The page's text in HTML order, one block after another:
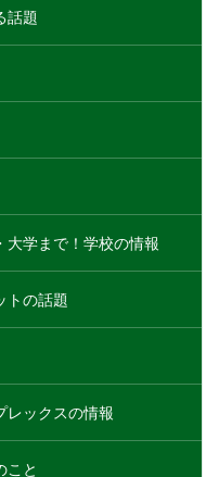
話題
大学まで！学校の情報
トの話題
レックスの情報
こと